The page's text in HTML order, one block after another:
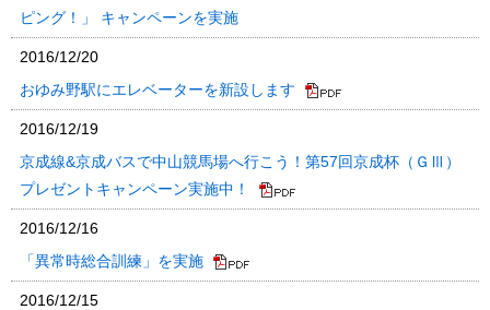
ピング！」 キャンペーンを実施
2016/12/20
おゆみ野駅にエレベーターを新設します
2016/12/19
京成線&京成バスで中山競馬場へ行こう！第57回京成杯（ＧⅢ）
プレゼントキャンペーン実施中！
2016/12/16
「異常時総合訓練」を実施
2016/12/15